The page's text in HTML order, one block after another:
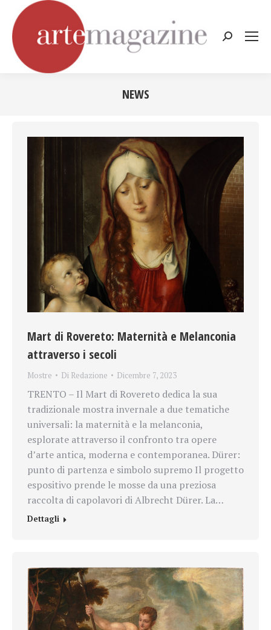
Cerca:
NEWS
Mart di Rovereto: Maternità e Melanconia
attraverso i secoli
Mostre Di Redazione Dicembre 7, 2023
TRENTO – Il Mart di Rovereto dedica la sua
tradizionale mostra invernale a due tematiche
universali: la maternità e la melanconia,
esplorate attraverso il confronto tra opere
d’arte antica, moderna e contemporanea. Dürer:
punto di partenza e simbolo supremo Il progetto
espositivo prende le mosse da una preziosa
raccolta di capolavori di Albrecht Dürer. La…
Dettagli